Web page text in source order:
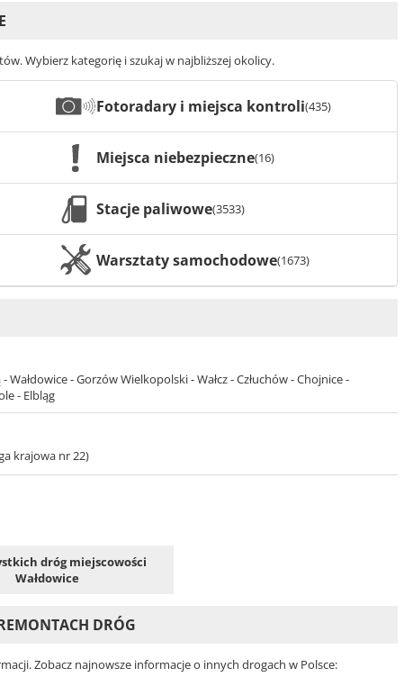
Wybierz kategorię i szukaj w najbliższej okolicy.
Fotoradary i miejsca kontroli(435)
Miejsca niebezpieczne(16)
Stacje paliwowe(3533)
Warsztaty samochodowe(1673)
- Gorzów Wielkopolski - Wałcz - Człuchów - Chojnice -
- Elbląg
krajowa nr 22)
dróg miejscowości
Wałdowice
DRÓG
Zobacz najnowsze informacje o innych drogach w Polsce: